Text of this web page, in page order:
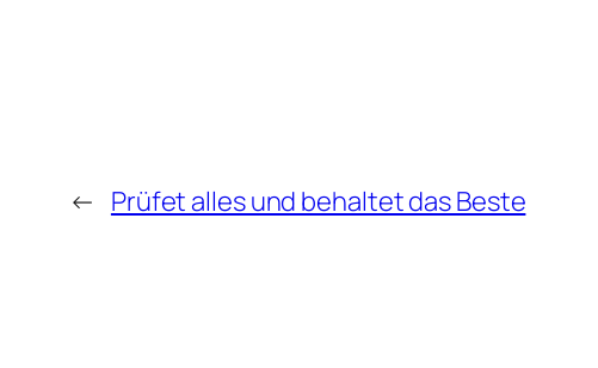
← Prüfet alles und behaltet das Beste